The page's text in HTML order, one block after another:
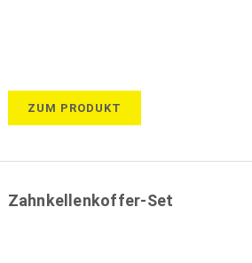
ZUM PRODUKT
Zahnkellenkoffer-Set